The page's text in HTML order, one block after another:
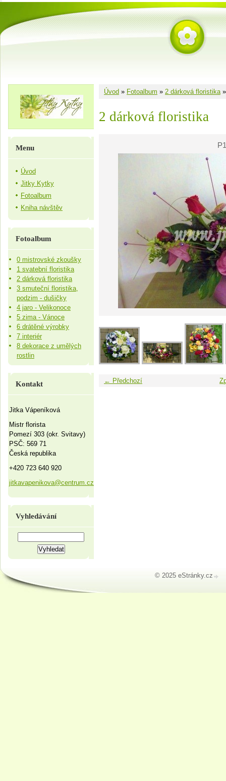
Úvod » Fotoalbum » 2 dárková floristika
2 dárková floristika
← Předchozí
Menu
Úvod
Jitky Kytky
Fotoalbum
Kniha návštěv
Fotoalbum
0 mistrovské zkoušky
1 svatební floristika
2 dárková floristika
3 smuteční floristika,
podzim - dušičky
4 jaro - Velikonoce
5 zima - Vánoce
6 drátěné výrobky
7 interiér
8 dekorace z umělých
rostlin
Kontakt
Jitka Vápeníková
Mistr florista
Pomezí 303 (okr. Svitavy)
PSČ: 569 71
Česká republika
+420 723 640 920
jitkavapenikova@centrum.cz
Vyhledávání
© 2025 eStránky.cz